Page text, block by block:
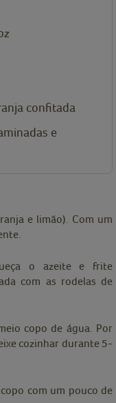
confitada
e
e limão). Com um
o azeite e frite
com as rodelas de
copo de água. Por
cozinhar durante 5-
com um pouco de